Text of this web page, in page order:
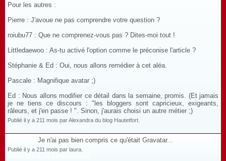
Pour les autres :
Pierre : J'avoue ne pas comprendre votre question ?
roiubu77 : Que ne comprenez-vous pas ? Dites-moi tout !
Littledaewoo : As-tu activé l'option comme le préconise l'article ?
Stéphanie & Ed : Oui, nous allons remédier à cet aléa.
Pascale : Magnifique avatar ;)
Ed : Nous allons modifier ce détail dans la semaine, promis. (Et jamais
je ne tiens ce discours : "les bloggers sont capricieux, exigeants,
râleurs, et j'en passe ! ". Sinon, j'aurais choisi un autre métier ;)
Publié il y a 211 mois par Alexandra du blog Hautetfort.
Je n'ai pas bien compris ce qu'était Gravatar...
Publié il y a 211 mois par laura.